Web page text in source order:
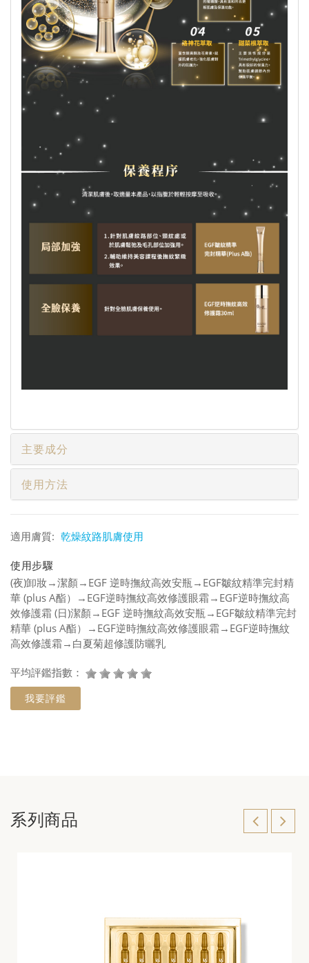
主要成分
使用方法
適用膚質: 乾燥紋路肌膚使用
使用步驟
(夜)卸妝→潔顏→EGF 逆時撫紋高效安瓶→EGF皺紋精準完封精
華 (plus A酯）→EGF逆時撫紋高效修護眼霜→EGF逆時撫紋高
效修護霜 (日)潔顏→EGF 逆時撫紋高效安瓶→EGF皺紋精準完封
精華 (plus A酯）→EGF逆時撫紋高效修護眼霜→EGF逆時撫紋
高效修護霜→白夏菊超修護防曬乳
平均評鑑指數：
我要評鑑
系列商品